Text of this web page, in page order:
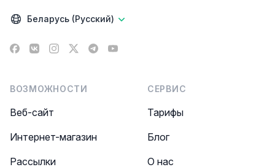
Беларусь (Русский)
Facebook
VK Instagram
X TelegramYouTube
ВОЗМОЖНОСТИ
Веб-сайт
Интернет-магазин
Рассылки
СЕРВИС
Тарифы
Блог
О нас